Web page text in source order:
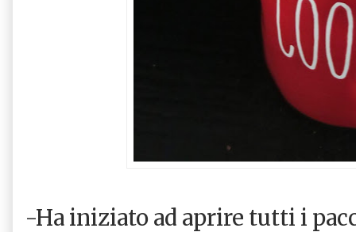
-Ha iniziato ad aprire tutti i